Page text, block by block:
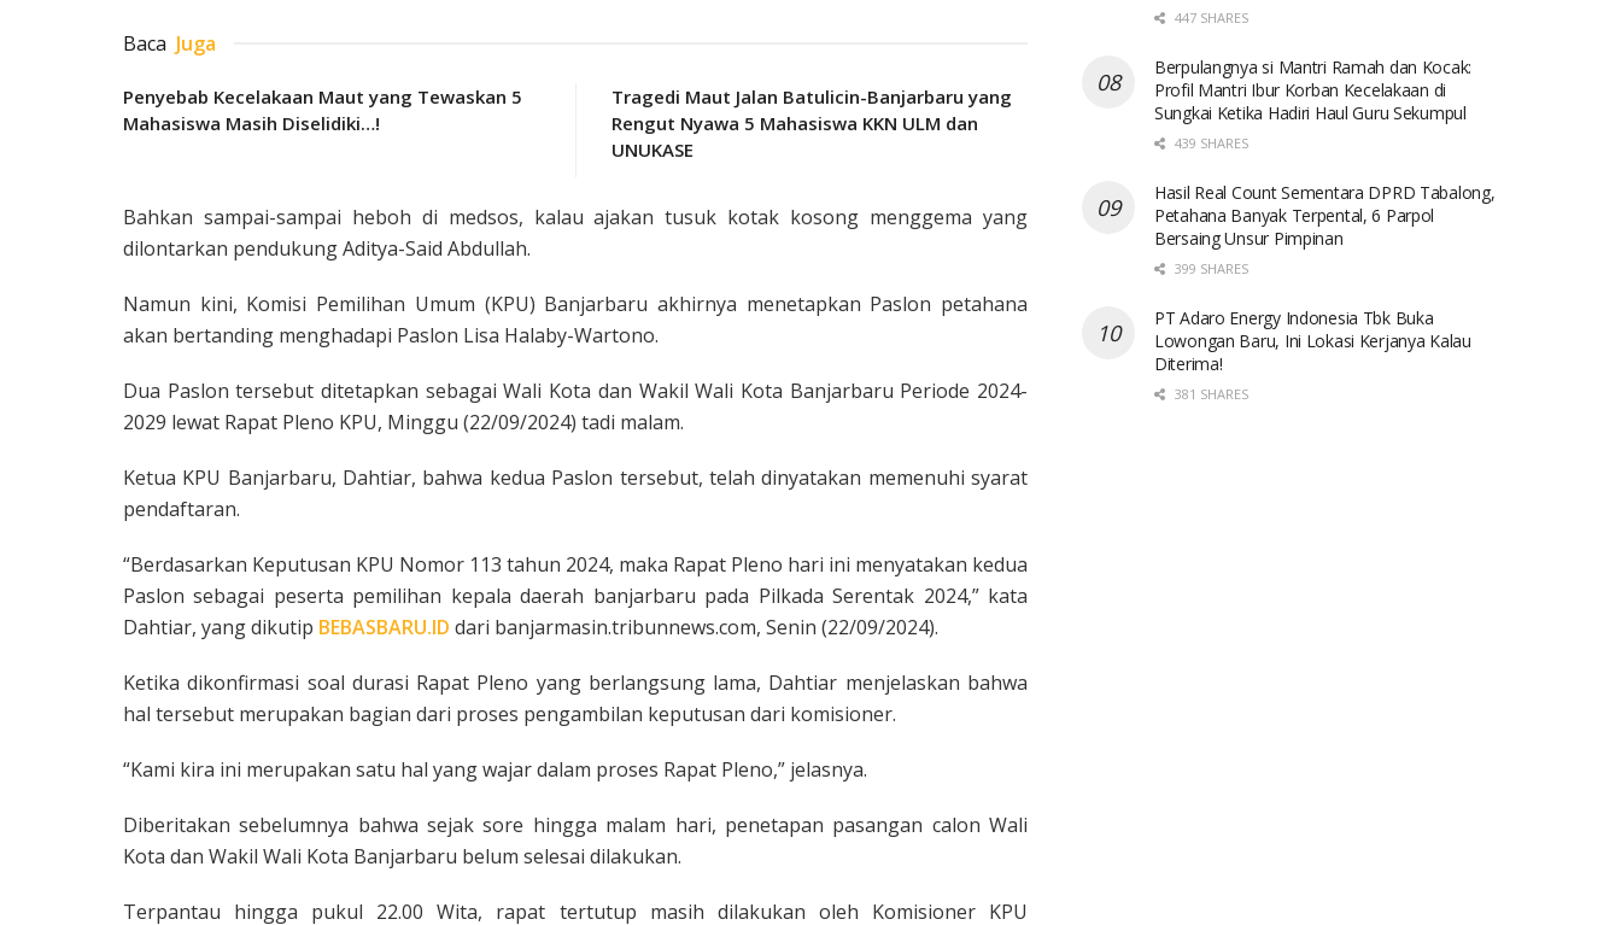
Baca Juga
Penyebab Kecelakaan Maut yang Tewaskan 5
Mahasiswa Masih Diselidiki…!
Tragedi Maut Jalan Batulicin-Banjarbaru yang
Rengut Nyawa 5 Mahasiswa KKN ULM dan
UNUKASE
Bahkan sampai-sampai heboh di medsos, kalau ajakan tusuk kotak kosong menggema yang
dilontarkan pendukung Aditya-Said Abdullah.
Namun kini, Komisi Pemilihan Umum (KPU) Banjarbaru akhirnya menetapkan Paslon petahana
akan bertanding menghadapi Paslon Lisa Halaby-Wartono.
Dua Paslon tersebut ditetapkan sebagai Wali Kota dan Wakil Wali Kota Banjarbaru Periode 2024-
2029 lewat Rapat Pleno KPU, Minggu (22/09/2024) tadi malam.
Ketua KPU Banjarbaru, Dahtiar, bahwa kedua Paslon tersebut, telah dinyatakan memenuhi syarat
pendaftaran.
“Berdasarkan Keputusan KPU Nomor 113 tahun 2024, maka Rapat Pleno hari ini menyatakan kedua
Paslon sebagai peserta pemilihan kepala daerah banjarbaru pada Pilkada Serentak 2024,” kata
Dahtiar, yang dikutip BEBASBARU.ID dari banjarmasin.tribunnews.com, Senin (22/09/2024).
Ketika dikonfirmasi soal durasi Rapat Pleno yang berlangsung lama, Dahtiar menjelaskan bahwa
hal tersebut merupakan bagian dari proses pengambilan keputusan dari komisioner.
“Kami kira ini merupakan satu hal yang wajar dalam proses Rapat Pleno,” jelasnya.
Diberitakan sebelumnya bahwa sejak sore hingga malam hari, penetapan pasangan calon Wali
Kota dan Wakil Wali Kota Banjarbaru belum selesai dilakukan.
Terpantau hingga pukul 22.00 Wita, rapat tertutup masih dilakukan oleh Komisioner KPU
447 SHARES
Berpulangnya si Mantri Ramah dan Kocak:
Profil Mantri Ibur Korban Kecelakaan di
Sungkai Ketika Hadiri Haul Guru Sekumpul
439 SHARES
Hasil Real Count Sementara DPRD Tabalong,
Petahana Banyak Terpental, 6 Parpol
Bersaing Unsur Pimpinan
399 SHARES
PT Adaro Energy Indonesia Tbk Buka
Lowongan Baru, Ini Lokasi Kerjanya Kalau
Diterima!
381 SHARES